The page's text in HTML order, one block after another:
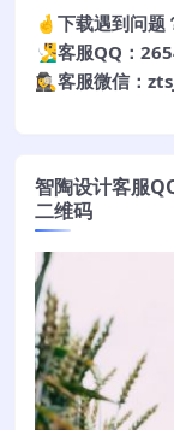
🤞下载遇到问题
🧏‍♂️客服QQ：
🕵️‍♀️客服微信：
智陶设计客服
二维码